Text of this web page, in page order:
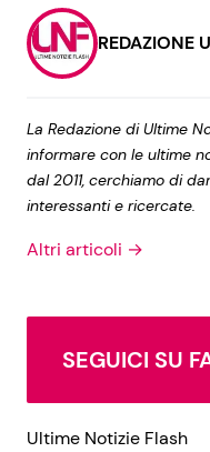
REDAZIONE
La Redazione di Ultime
informare con le ultime
dal 2011, cerchiamo di
interessanti e ricercate.
Altri articoli →
SEGUICI SU
Ultime Notizie Flash